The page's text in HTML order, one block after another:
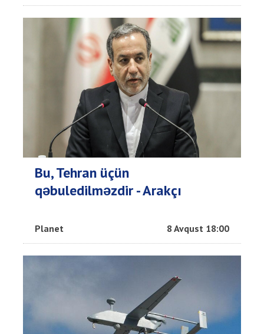
Bu, Tehran üçün
qəbuledilməzdir - Arakçı
Planet 8 Avqust 18:00